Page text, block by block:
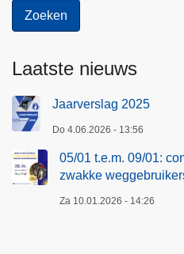
Laatste nieuws
Jaarverslag 2025
Do 4.06.2026 - 13:56
05/01 t.e.m. 09/01:
zwakke
Za 10.01.2026 - 14:26